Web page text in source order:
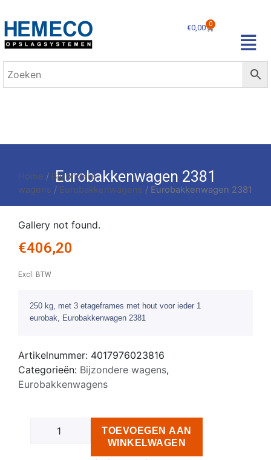
€0,00 0
Eurobakkenwagen 2381
Home / Bijzondere
wagens / Eurobakkenwagens / Eurobakkenwagen 2381
Gallery not found.
€406,20
Excl. BTW
250 kg, met 3 etageframes met hout voor ieder 1
eurobak, Eurobakkenwagen 2381
Artikelnummer: 4017976023816
Categorieën: Bijzondere wagens,
Eurobakkenwagens
TOEVOEGEN AAN
WINKELWAGEN